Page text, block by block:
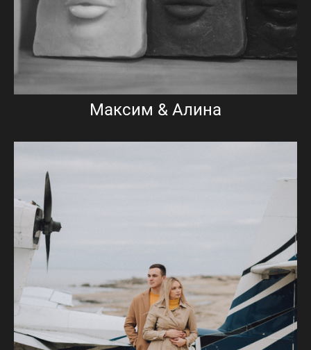
Максим & Алина